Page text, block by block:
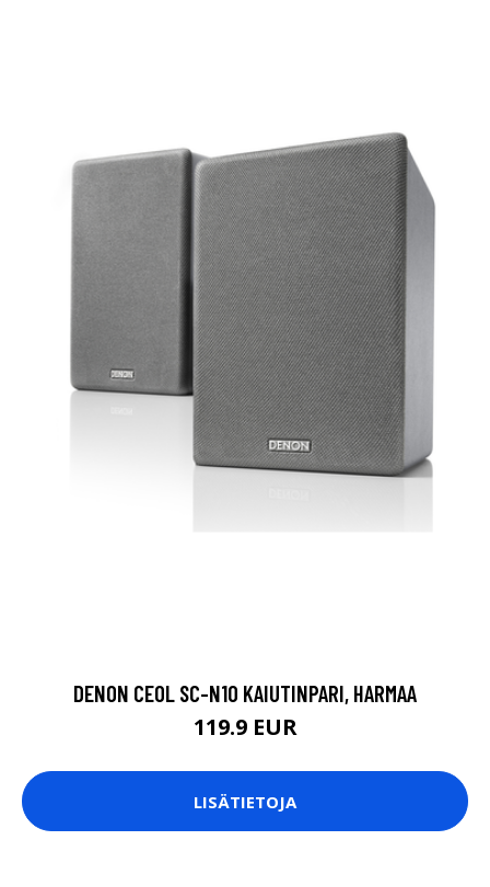
DENON CEOL SC-N10 KAIUTINPARI, HARMAA
119.9 EUR
LISÄTIETOJA